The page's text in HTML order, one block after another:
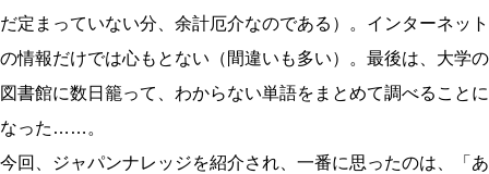
だ定まっていない分、余計厄介なのである）。インターネット
の情報だけでは心もとない（間違いも多い）。最後は、大学の
図書館に数日籠って、わからない単語をまとめて調べることに
なった……。
今回、ジャパンナレッジを紹介され、一番に思ったのは、「あ